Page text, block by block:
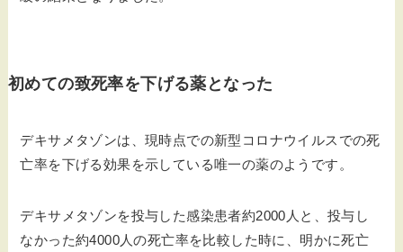
初めての致死率を下げる薬となった
デキサメタゾンは、現時点での新型コロナウイルスでの死
亡率を下げる効果を示している唯一の薬のようです。
デキサメタゾンを投与した感染患者約2000人と、投与し
なかった約4000人の死亡率を比較した時に、明かに死亡